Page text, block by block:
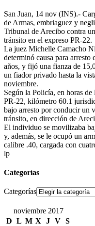
San Juan, 14 nov (INS).-
de Armas, embriaguez y
Tribunal de Arecibo contra
tránsito en el expreso PR-22.
La juez Michelle Camacho
determinó causa para
años, y fijó una fianza de
un fiador privado hasta la
noviembre.
Según la Policía, en horas
PR-22, kilómetro 60.1
bajo arresto por conducir un
tránsito, en dirección de
El individuo se movilizaba
y, además, se le ocupó un
calibre .40, cargada con
lp
Categorías
Categorías
noviembre 2017
D L M X J V S